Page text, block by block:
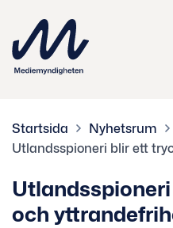
Startsida Nyhetsrum
Utlandsspioneri blir ett
och